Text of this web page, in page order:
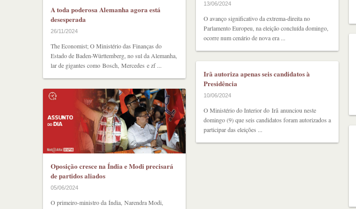
A toda poderosa Alemanha agora está
desesperada
26/11/2024
The Economist; O Ministério das Finanças do
Estado de Baden-Württemberg, no sul da Alemanha,
lar de gigantes como Bosch, Mercedes e zf ...
13/06/2024
O avanço significativo da extrema-direita no
Parlamento Europeu, na eleição concluída domingo,
ocorre num cenário de nova era ...
Irã autoriza apenas seis candidatos à
Presidência
10/06/2024
O Ministério do Interior do Irã anunciou neste
domingo (9) que seis candidatos foram autorizados a
participar das eleições ...
Oposição cresce na Índia e Modi precisará
de partidos aliados
05/06/2024
O primeiro-ministro da Índia, Narendra Modi,